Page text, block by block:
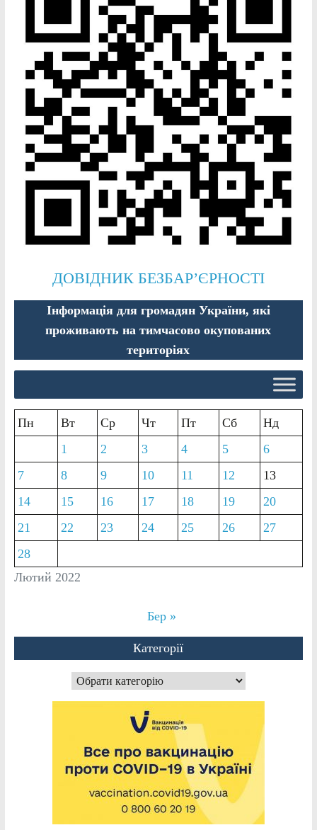
ДОВІДНИК БЕЗБАР’ЄРНОСТІ
Інформація для громадян України, які
проживають на тимчасово окупованих
територіях
Лютий 2022
Пн Вт Ср Чт Пт Сб
Нд
1
2 3 4 5
6
7
8 9 10 11 12
13
14
15 16 17 18 19
20
21
22 23 24 25 26
27
28
Бер »
Категорії
Категорії